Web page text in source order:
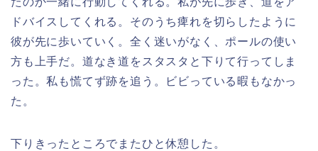
ドバイスしてくれる。そのうち痺れを切らしたように
彼が先に歩いていく。全く迷いがなく、ポールの使い
方も上手だ。道なき道をスタスタと下りて行ってしま
った。私も慌てず跡を追う。ビビっている暇もなかっ
た。
下りきったところでまたひと休憩した。